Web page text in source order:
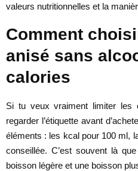
valeurs nutritionnelles et la
Comment
anisé sans
calories
Si tu veux vraiment limiter les
regarder l’étiquette avant
éléments : les kcal pour 100 ml,
conseillée. C’est souvent là
boisson légère et une boisson